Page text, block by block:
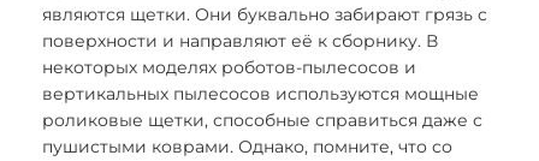
являются щетки. Они буквально забирают грязь с
поверхности и направляют её к сборнику. В
некоторых моделях роботов-пылесосов и
вертикальных пылесосов используются мощные
роликовые щетки, способные справиться даже с
пушистыми коврами. Однако, помните, что со